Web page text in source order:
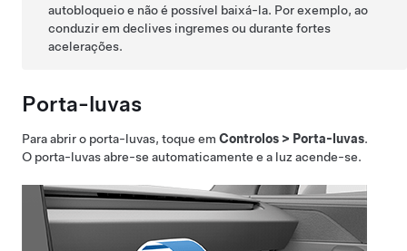
autobloqueio e não é possível baixá-la. Por exemplo, ao
conduzir em declives ingremes ou durante fortes
acelerações.
Porta-luvas
Para abrir o porta-luvas, toque em Controlos > Porta-luvas.
O porta-luvas abre-se automaticamente e a luz acende-se.